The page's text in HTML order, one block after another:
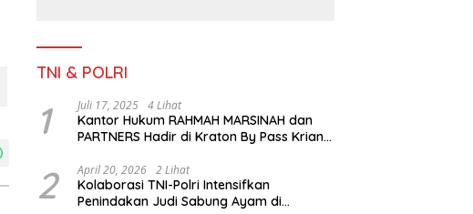
TNI & POLRI
1 Juli 17, 2025 4 Lihat
Kantor Hukum RAHMAH MARSINAH dan
PARTNERS Hadir di Kraton By Pass Krian
2 April 20, 2026 2 Lihat
Kolaborasi TNI-Polri Intensifkan
Penindakan Judi Sabung Ayam di